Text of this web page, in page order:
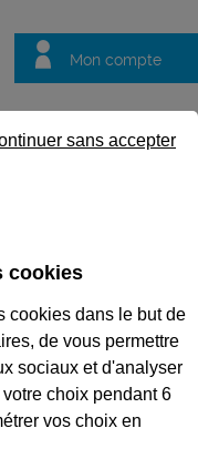
Mon compte
questions
BOIS
Eligible au CPF *
cookies
cookies dans le but de
de vous permettre
sociaux et d'analyser
choix pendant 6
vos choix en
sans accepter